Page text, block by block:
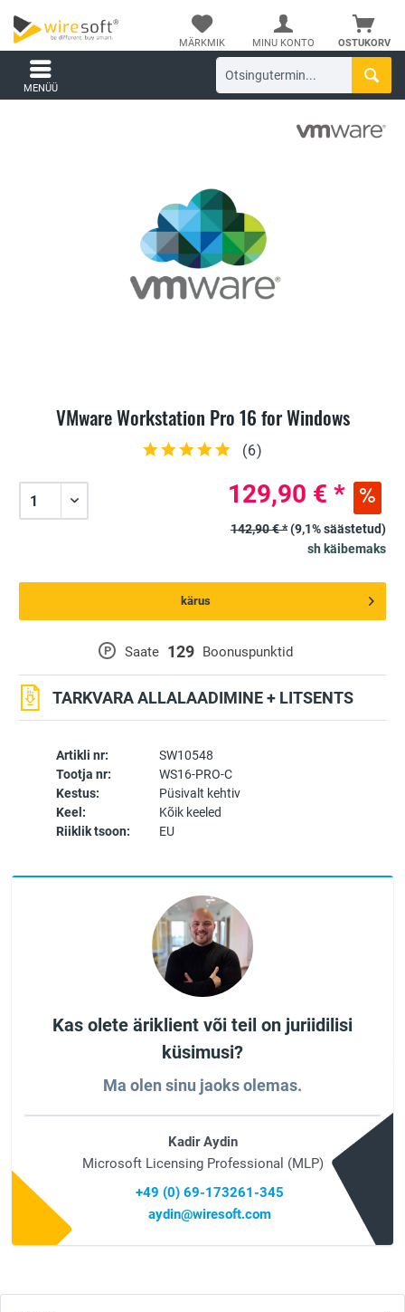
OSTUKORV
MÄRKMIK MINU KONTO
MENÜÜ
VMware Workstation Pro 16 for Windows
(6)
Artikli nr:
SW10548
Tootja nr:
WS16-PRO-C
Kestus:
Püsivalt kehtiv
Keel:
Kõik keeled
Riiklik tsoon:
EU
P Saate 129 Boonuspunktid
TARKVARA ALLALAADIMINE + LITSENTS
129,90 € *
142,90 € *(9,1% säästetud)
sh käibemaks
kärus
Kas olete äriklient või teil on juriidilisi
küsimusi?
Ma olen sinu jaoks olemas.
Kadir Aydin
Microsoft Licensing Professional (MLP)
+49 (0) 69-173261-345
aydin@wiresoft.com